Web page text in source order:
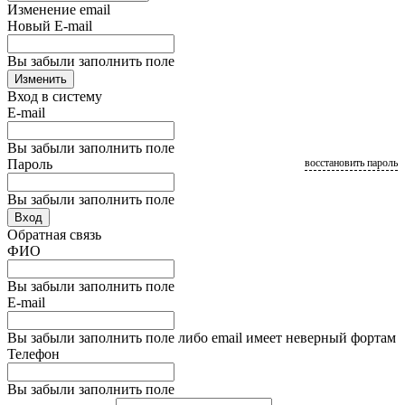
Изменение email
Новый E-mail
Вы забыли заполнить поле
Изменить
Вход в систему
E-mail
Вы забыли заполнить поле
Пароль
Вы забыли заполнить поле
восстановить пароль
Вход
Обратная связь
ФИО
Вы забыли заполнить поле
E-mail
Вы забыли заполнить поле либо email имеет неверный фортам
Телефон
Вы забыли заполнить поле